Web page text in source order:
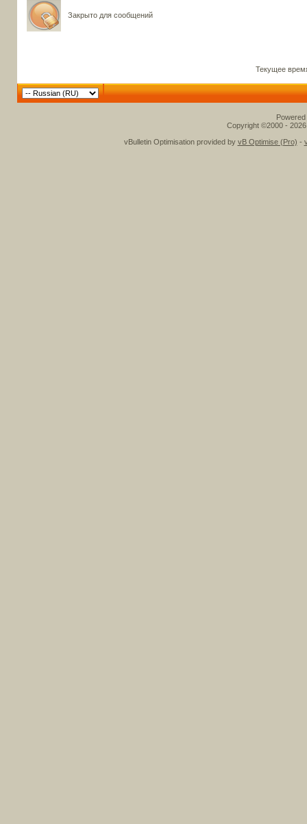
Закрыто для сообщений
Текущее
Copyright ©2000 -
vBulletin Optimisation provided by vB Optimise (Pro) -